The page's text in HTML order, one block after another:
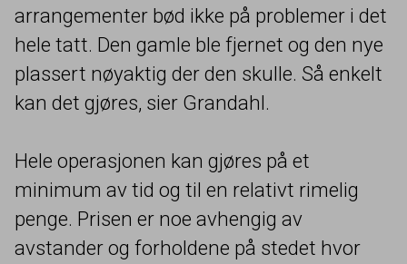
arrangementer bød ikke på problemer i det
hele tatt. Den gamle ble fjernet og den nye
plassert nøyaktig der den skulle. Så enkelt
kan det gjøres, sier Grandahl.
Hele operasjonen kan gjøres på et
minimum av tid og til en relativt rimelig
penge. Prisen er noe avhengig av
avstander og forholdene på stedet hvor